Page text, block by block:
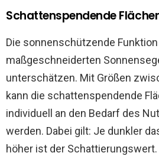
Schattenspendende
Die sonnenschützende
maßgeschneiderten
unterschätzen. Mit Größen
kann die schattenspendende
individuell an den Bedarf des
werden. Dabei gilt: Je dunkler
höher ist der Schattierungswert.